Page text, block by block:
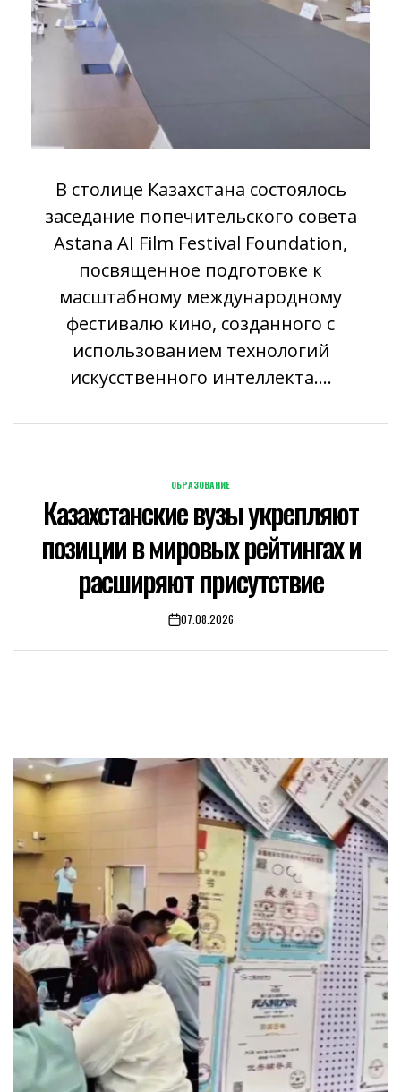
В столице Казахстана состоялось
заседание попечительского совета
Astana AI Film Festival Foundation,
посвященное подготовке к
масштабному международному
фестивалю кино, созданного с
использованием технологий
искусственного интеллекта....
POSTED
ОБРАЗОВАНИЕ
Казахстанские вузы укрепляют
позиции в мировых рейтингах и
расширяют присутствие
on
07.08.2026